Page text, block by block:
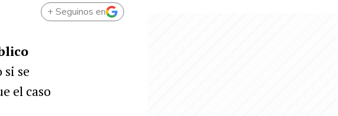
+ Seguinos en
si se
el caso